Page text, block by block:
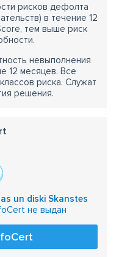
рисков дефолта
в течение 12
тем выше риск
невыполнения
12 месяцев. Все
риска. Служат
решения.
un diski Skanstes
не выдан